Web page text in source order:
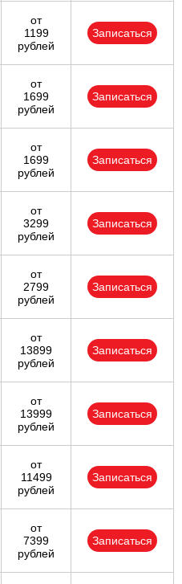
от
1199
рублей
Записаться
от
1699
рублей
Записаться
от
1699
рублей
Записаться
от
3299
рублей
Записаться
от
2799
рублей
Записаться
от
13899
рублей
Записаться
от
13999
рублей
Записаться
от
11499
рублей
Записаться
от
7399
рублей
Записаться